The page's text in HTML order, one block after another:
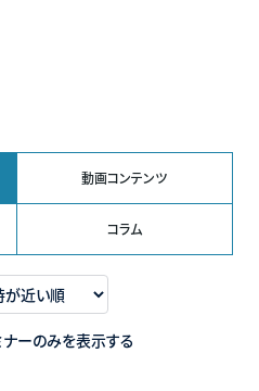
動画コンテンツ
コラム
ーのみを表示する